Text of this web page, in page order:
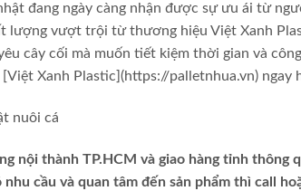
đang ngày càng nhận được sự ưu ái từ
lượng vượt trội từ thương hiệu Việt Xanh
cây cối mà muốn tiết kiệm thời gian và
Xanh Plastic](https://palletnhua.vn) ngay
nội thành TP.HCM và giao hàng tỉnh thông
nhu cầu và quan tâm đến sản phẩm thì call